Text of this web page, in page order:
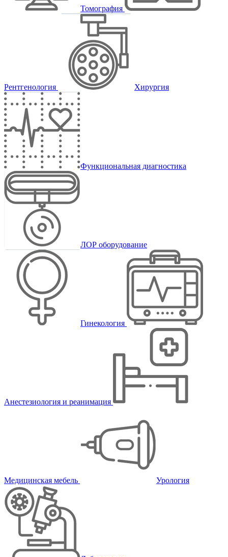
Томография
Рентгенология Хирургия
Функциональная диагностика
ЛОР оборудование
Гинекология
Анестезиология и реанимация
Медицинская мебель Урология